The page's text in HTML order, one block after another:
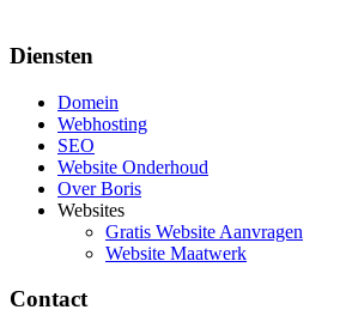
Diensten
Domein
Webhosting
SEO
Website Onderhoud
Over Boris
Websites
Gratis Website Aanvragen
Website Maatwerk
Contact